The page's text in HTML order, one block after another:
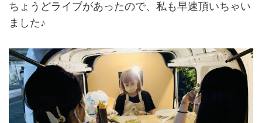
ちょうどライブがあったので、私も早速頂いちゃい
ました♪